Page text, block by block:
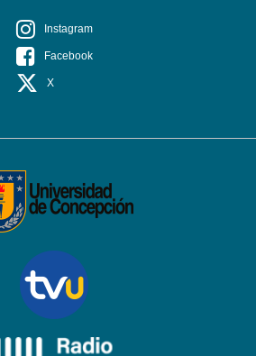
Instagram
Facebook
X